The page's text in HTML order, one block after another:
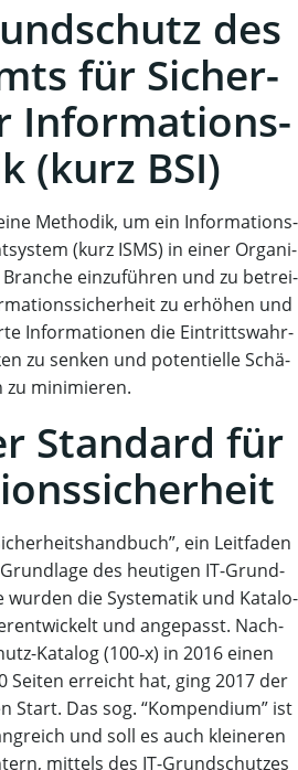
des
für Sicher­
Infor­ma­ti­ons­
(kurz BSI)
Metho­dik, um ein Infor­ma­ti­ons­
(kurz ISMS) in einer Orga­ni­
ein­zu­füh­ren und zu betrei­
zu erhö­hen und
Infor­ma­tio­nen die Ein­tritts­wahr­
zu sen­ken und poten­ti­el­le Schä­
zu minimieren.
Stan­dard für
ein Leit­fa­den
des heu­ti­gen IT-Grund­
wur­den die Sys­te­ma­tik und Kata­lo­
und ange­passt. Nach­
Kata­log (100‑x) in 2016 einen
Sei­ten erreicht hat, ging 2017 der
Start. Das sog. “Kom­pen­di­um” ist
und soll es auch klei­ne­ren
mit­tels des IT-Grund­schut­zes